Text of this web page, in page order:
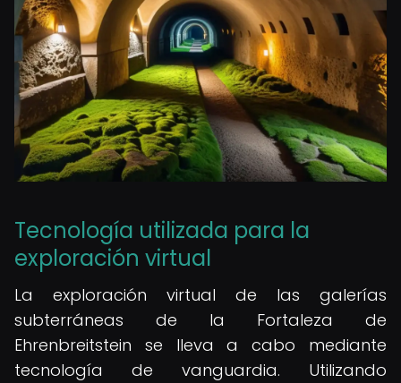
Tecnología utilizada para la
exploración virtual
La exploración virtual de las galerías
subterráneas de la Fortaleza de
Ehrenbreitstein se lleva a cabo mediante
tecnología de vanguardia. Utilizando